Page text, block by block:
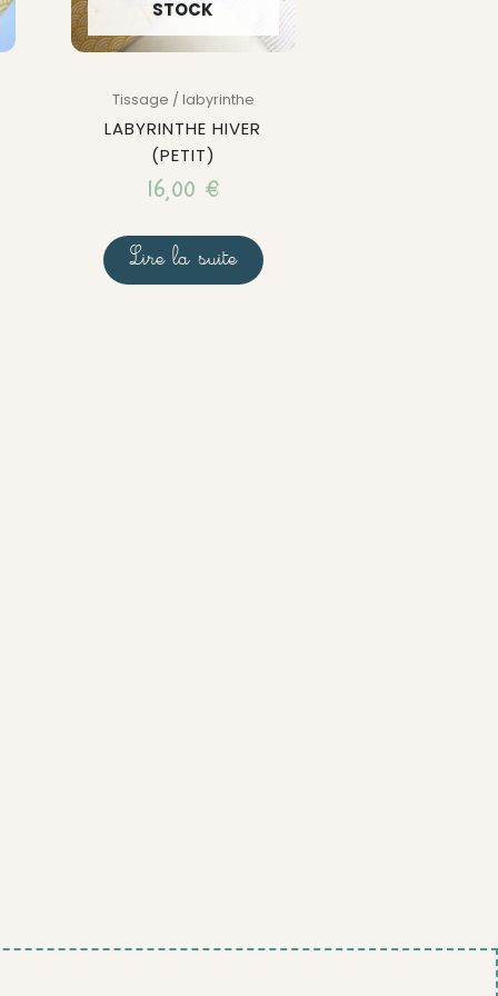
STOCK
Tissage / labyrinthe
LABYRINTHE HIVER
(PETIT)
16,00 €
Lire la suite